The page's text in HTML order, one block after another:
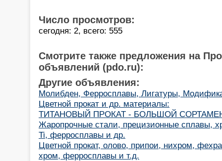
Число просмотров:
сегодня: 2, всего: 555
Смотрите также предложения на
объявлений (pdo.ru):
Другие объявления:
Молибден, Ферросплавы, Лигатуры,
Цветной прокат и др. материалы:
ТИТАНОВЫЙ ПРОКАТ - БОЛЬШОЙ
Жаропрочные стали, прецизионные сплавы,
Ti, ферросплавы и др.
Цветной прокат, олово, припои, нихром,
хром, ферросплавы и т.д.